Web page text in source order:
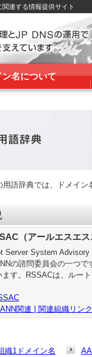
連する情報提供サイト
名について
用語辞典では、ドメイ
（アールエスエ
Server System
の諮問委員会の一つ
ます。RSSACは、ルー
関連 | 関連組織リン
織1ドメイン名